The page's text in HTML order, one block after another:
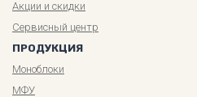
Акции и скидки
Сервисный центр
ПРОДУКЦИЯ
Моноблоки
МФУ